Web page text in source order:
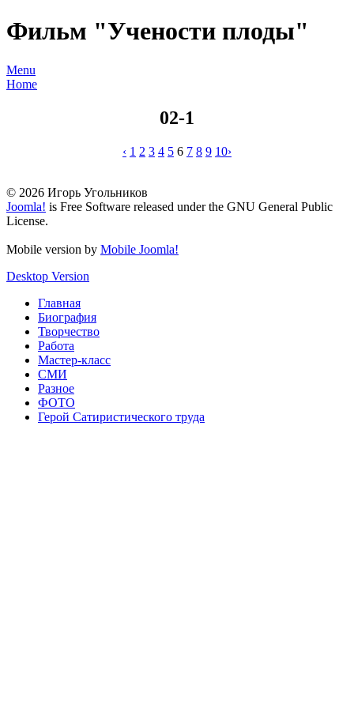
Фильм "Учености плоды"
Menu
Home
02-1
‹ 1 2 3 4 5 6 7 8 9 10›
© 2026 Игорь Угольников
Joomla! is Free Software released under the GNU General Public
License.
Mobile version by Mobile Joomla!
Desktop Version
Главная
Биография
Творчество
Работа
Мастер-класс
СМИ
Разное
ФОТО
Герой Сатиристического труда